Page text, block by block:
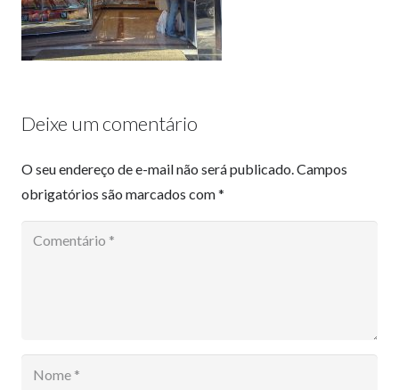
Deixe um comentário
O seu endereço de e-mail não será publicado.Campos
obrigatórios são marcados com*